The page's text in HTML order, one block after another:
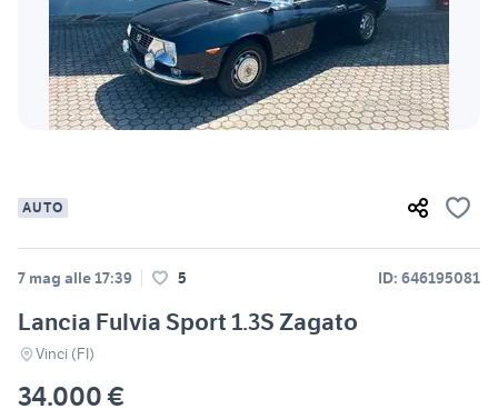
AUTO
7 mag alle 17:39 5 ID: 646195081
Lancia Fulvia Sport 1.3S Zagato
Vinci (FI)
34.000 €